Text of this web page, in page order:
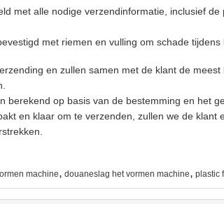
met alle nodige verzendinformatie, inclusief
met riemen en vulling om schade tijdens
en zullen samen met de klant de
berekend op basis van de bestemming en het
en klaar om te verzenden, zullen we de klant
machine, douaneslag het vormen machine, plastic